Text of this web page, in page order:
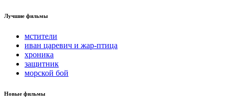
Лучшие фильмы
мстители
иван царевич и жар-птица
хроника
защитник
морской бой
Новые фильмы